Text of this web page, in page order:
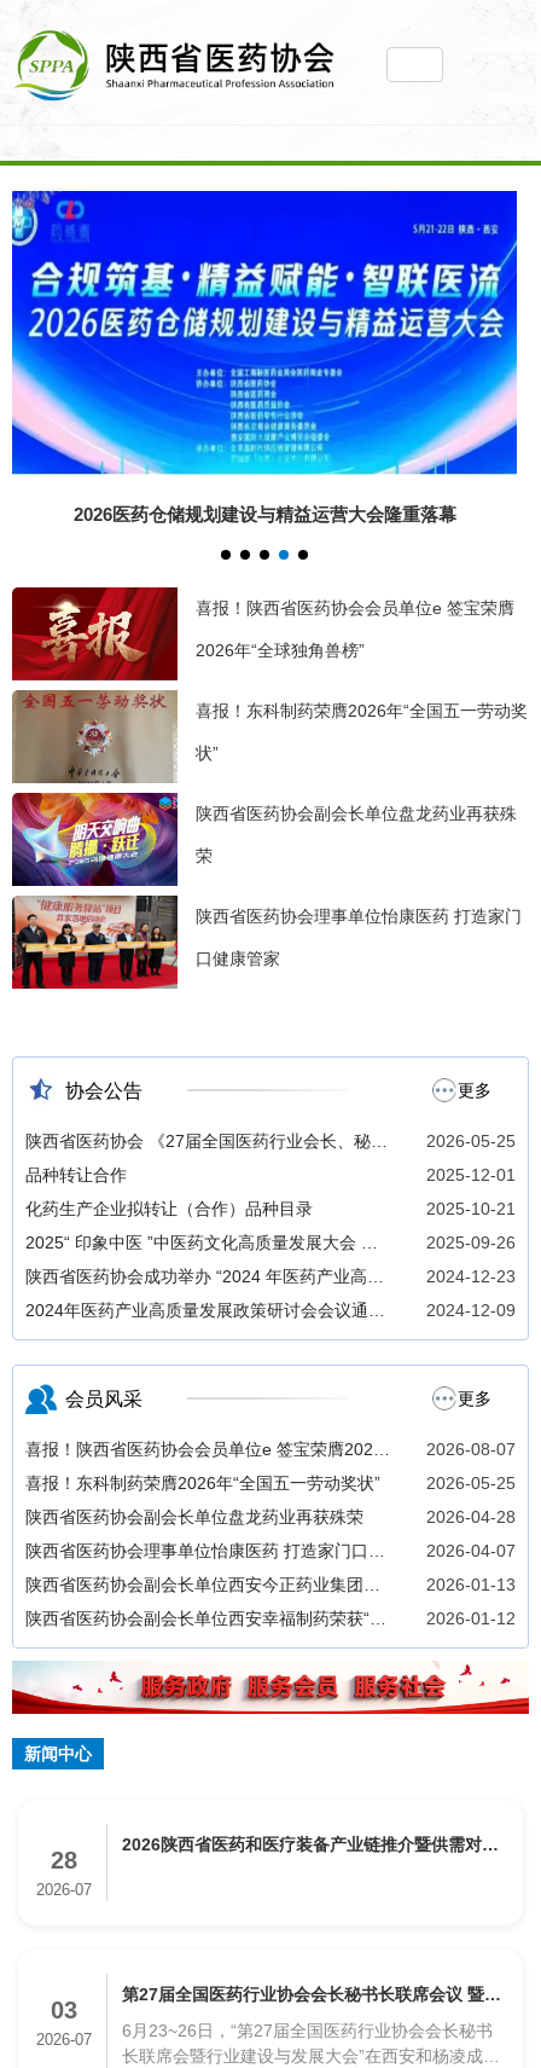
2026陕西省医药和医疗装备产业链推介暨供需对
第49届(西安)药品质量检验检测技术大会成功举
第27届全国医药行业协会会长秘书长联席会议 暨
行业建设与发展大会在陕成功举办
2026医药仓储规划建设与精益运营大会隆重落幕
2026医药仓储规划建设与精益运营大会隆重落幕
喜报！陕西省医药协会会员单位e 签宝荣膺
2026年“全球独角兽榜”
喜报！东科制药荣膺2026年“全国五一劳动奖
状”
陕西省医药协会副会长单位盘龙药业再获殊
荣
陕西省医药协会理事单位怡康医药 打造家门
口健康管家
协会公告 更多
2026-05-25
陕西省医药协会 《27届全国医药行业会长、秘书
长联席会议》 招商函
2025-12-01
品种转让合作
2025-10-21
化药生产企业拟转让（合作）品种目录
2025-09-26
2025“ 印象中医 ”中医药文化高质量发展大会 暨
中医药文创及技术成果展即将开幕
2024-12-23
陕西省医药协会成功举办 “2024 年医药产业高质
量发展政策研讨会 ”
2024-12-09
2024年医药产业高质量发展政策研讨会会议通知
（第二轮）
会员风采 更多
2026-08-07
喜报！陕西省医药协会会员单位e 签宝荣膺2026
年“全球独角兽榜”
2026-05-25
喜报！东科制药荣膺2026年“全国五一劳动奖状”
2026-04-28
陕西省医药协会副会长单位盘龙药业再获殊荣
2026-04-07
陕西省医药协会理事单位怡康医药 打造家门口健
康管家
2026-01-13
陕西省医药协会副会长单位西安今正药业集团董
事长闫伟出席2025年度助学金发放活动
2026-01-12
陕西省医药协会副会长单位西安幸福制药荣获“全
国双爱双评先进企业工会“
新闻中心
28
2026-07
2026陕西省医药和医疗装备产业链推介暨供需对接
03
2026-07
第27届全国医药行业协会会长秘书长联席会议 暨行
业建设与发展大会在陕成功举办
6月23~26日，“第27届全国医药行业协会会长秘书
长联席会暨行业建设与发展大会”在西安和杨凌成功